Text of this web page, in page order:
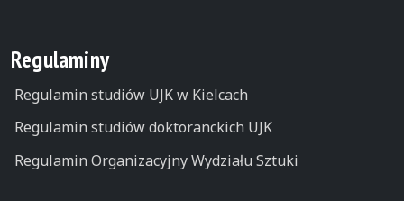
Regulaminy
Regulamin studiów UJK w Kielcach
Regulamin studiów doktoranckich UJK
Regulamin Organizacyjny Wydziału Sztuki